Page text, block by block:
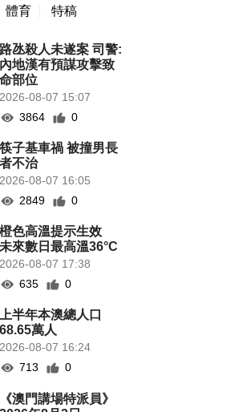
體育 特稿
路氹殺人未遂案 司警:
內地漢有預謀攻擊致
命部位
2026-08-07 15:07
3864
0
筷子基車禍 被撞男長
者不治
2026-08-07 16:05
2849
0
橙色高溫提示生效
未來數日最高溫36°C
2026-08-07 17:38
635
0
上半年本澳總人口
68.65萬人
2026-08-07 16:24
713
0
《澳門講場特派員》